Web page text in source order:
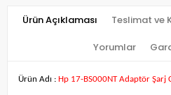
Ürün Açıklaması Teslimat ve
Yorumlar
Ürün Adı : Hp 17-BS000NT Adaptör Şarj